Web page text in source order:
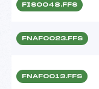
FIS0048.FFS
FNAF0023.FFS
FNAF0013.FFS